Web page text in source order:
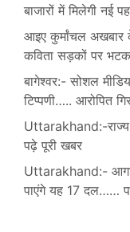
बाजारों में मिलेगी नई
आइए कुर्मांचल अखबार
कविता सड़कों पर
बागेश्वर:- सोशल
टिप्पणी….. आरोपित
Uttarakhand:-राज्य
पढ़े पूरी खबर
Uttarakhand:-
पाएंगे यह 17 दल……